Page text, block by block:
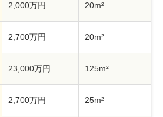
2,000万円 20m²
2,700万円 20m²
23,000万円 125m²
2,700万円 25m²